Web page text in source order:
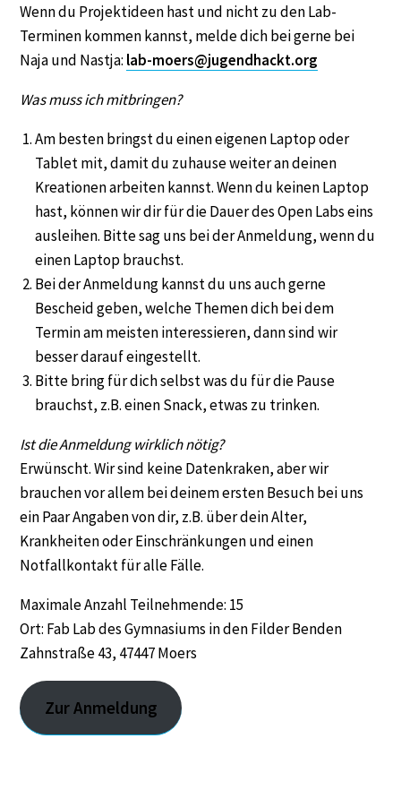
Wenn du Projektideen hast und nicht zu den Lab-
Terminen kommen kannst, melde dich bei gerne bei
Naja und Nastja: lab-moers@jugendhackt.org
Was muss ich mitbringen?
Am besten bringst du einen eigenen Laptop oder
Tablet mit, damit du zuhause weiter an deinen
Kreationen arbeiten kannst. Wenn du keinen Laptop
hast, können wir dir für die Dauer des Open Labs eins
ausleihen. Bitte sag uns bei der Anmeldung, wenn du
einen Laptop brauchst.
Bei der Anmeldung kannst du uns auch gerne
Bescheid geben, welche Themen dich bei dem
Termin am meisten interessieren, dann sind wir
besser darauf eingestellt.
Bitte bring für dich selbst was du für die Pause
brauchst, z.B. einen Snack, etwas zu trinken.
Ist die Anmeldung wirklich nötig?
Erwünscht. Wir sind keine Datenkraken, aber wir
brauchen vor allem bei deinem ersten Besuch bei uns
ein Paar Angaben von dir, z.B. über dein Alter,
Krankheiten oder Einschränkungen und einen
Notfallkontakt für alle Fälle.
Maximale Anzahl Teilnehmende: 15
Ort: Fab Lab des Gymnasiums in den Filder Benden
Zahnstraße 43, 47447 Moers
Zur Anmeldung